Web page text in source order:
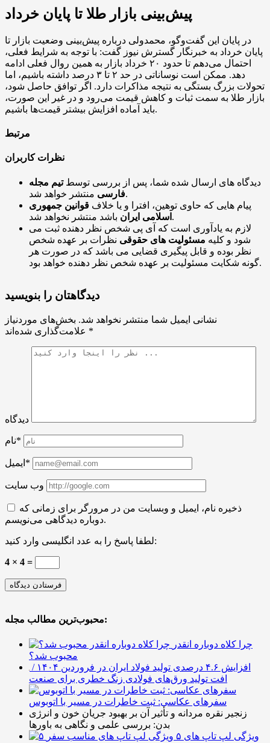
پیش‌بینی بازار طلا تا پایان خرداد
در پایان این گفت‌وگو، محمدولی درباره پیش‌بینی وضعیت بازار تا
پایان خرداد به خبرنگار گسترش نیوز گفت: با توجه به شرایط فعلی،
احتمال می‌دهم تا حدود ۲۰ خرداد بازار به همین روال فعلی ادامه
دهد. ممکن است نوساناتی در حد ۲ تا ۳ درصد داشته باشیم، اما
تحولات بزرگ بستگی به نتیجه مذاکرات دارد. اگر توافق حاصل شود،
بازار طلا به سمت ثبات و کاهش قیمت می‌رود و در غیر این صورت،
باید آماده افزایش بیشتر قیمت‌ها باشیم.
مرتبط
نظرات کاربران
دیدگاه های ارسال شده شما، پس از بررسی توسطتیم مجله
فارسیمنتشر خواهد شد.
پیام هایی که حاوی توهین، افترا و یا خلاف قوانین جمهوری
اسلامی ایران باشد منتشر نخواهد شد.
لازم به یادآوری است که آی پی شخص نظر دهنده ثبت می
شود و کلیه مسئولیت های حقوقی نظرات بر عهده شخص
نظر بوده و قابل پیگیری قضایی می باشد که در صورت هر
گونه شکایت مسئولیت بر عهده شخص نظر دهنده خواهد بود.
دیدگاهتان را بنویسید
نشانی ایمیل شما منتشر نخواهد شد. بخش‌های موردنیاز
*
دیدگاه
نام*
ایمیل*
وب سایت
ذخیره نام، ایمیل و وبسایت من در مرورگر برای زمانی که
دوباره دیدگاهی می‌نویسم.
لطفا پاسخ را به عدد انگلیسی وارد کنید:
4 × 4 =
محبوب‌ترین مطالب مجله:
چرا کلاه دوباره انقدر
محبوب شد؟
افزایش ۴.۶ درصدی تولید فولاد ایران در فروردین ۱۴۰۴ /
افت تولید ورق‌های فولادی زنگ خطری برای صنعت
سفرهای عکاسی: ثبت خاطرات در مسیر با اتوبوس
زنجیر نقره مردانه و تأثیر آن بر بهبود جریان خون و انرژی
بدن: بررسی علمی و نگاهی به باورها
۵ ویژگی لپ تاپ های